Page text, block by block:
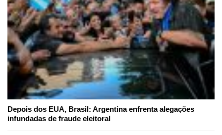
Depois dos EUA, Brasil: Argentina enfrenta alegações
infundadas de fraude eleitoral